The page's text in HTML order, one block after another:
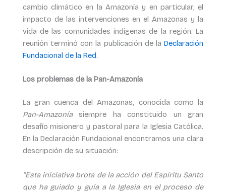
cambio climático en la Amazonía y en particular, el
impacto de las intervenciones en el Amazonas y la
vida de las comunidades indígenas de la región. La
reunión terminó con la publicación de laDeclaración
Fundacional de la Red.
Los problemas de la Pan-Amazonía
La gran cuenca del Amazonas, conocida como la
Pan-Amazoníasiempre ha constituido un gran
desafío misionero y pastoral para la Iglesia Católica.
En la Declaración Fundacional encontramos una clara
descripción de su situación:
“Esta iniciativa brota de la acción del Espíritu Santo
que ha guiado y guía a la Iglesia en el proceso de